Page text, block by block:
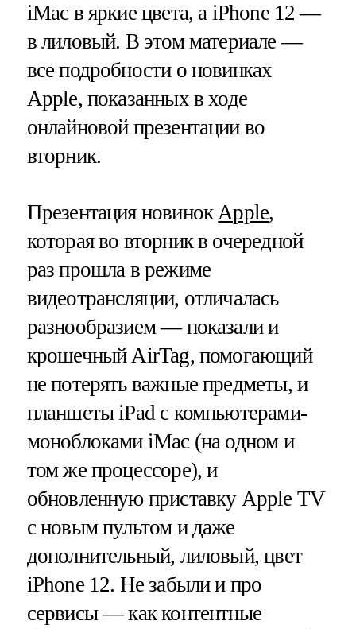
iMac в яркие цвета, а iPhone 12 —
в лиловый. В этом материале —
все подробности о новинках
Apple, показанных в ходе
онлайновой презентации во
вторник.
Презентация новинокApple,
которая во вторник в очередной
раз прошла в режиме
видеотрансляции, отличалась
разнообразием — показали и
крошечный AirTag, помогающий
не потерять важные предметы, и
планшеты iPad с компьютерами-
моноблоками iMac (на одном и
том же процессоре), и
обновленную приставку Apple TV
с новым пультом и даже
дополнительный, лиловый, цвет
iPhone 12. Не забыли и про
сервисы — как контентные